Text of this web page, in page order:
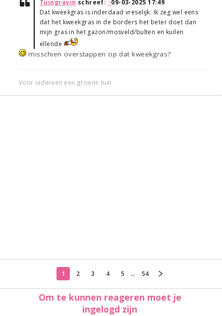
Tuingravin schreef: ↑09-03-2025 17:49
Dat kweekgras is inderdaad vreselijk. Ik zeg wel eens
dat het kweekgras in de borders het beter doet dan
mijn gras in het gazon/mosveld/bulten en kuilen
ellende
misschien overstappen op dat kweekgras?
Voor iedereen een groene tuin
1 2 3 4 5 ... 54
Om te kunnen reageren moet je
ingelogd zijn